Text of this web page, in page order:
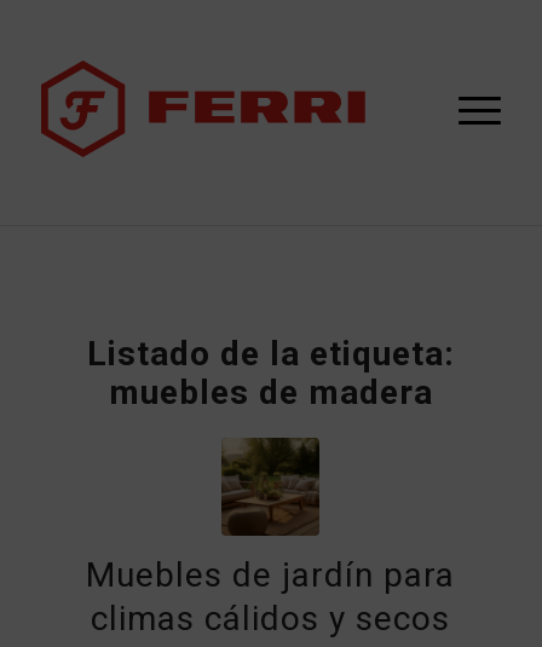
Listado de la etiqueta:
muebles de madera
Muebles de jardín para
climas cálidos y secos